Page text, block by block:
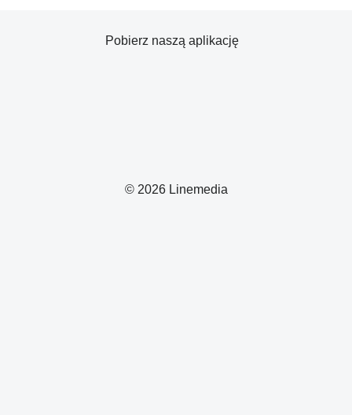
© 2026 Linemedia
Pobierz naszą aplikację